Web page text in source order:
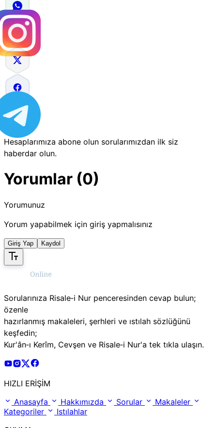
Hesaplarımıza abone olun sorularımızdan ilk siz
haberdar olun.
Yorumlar (0)
Yorumunuz
Yorum yapabilmek için giriş yapmalısınız
Giriş Yap Kaydol
Sorularınıza Risale‑i Nur penceresinden cevap bulun;
özenle
hazırlanmış makaleleri, şerhleri ve ıstılah sözlüğünü
keşfedin;
Kur'ân‑ı Kerîm, Cevşen ve Risale‑i Nur'a tek tıkla ulaşın.
Risale Online Youtube Hesabı
Risale Online Instagram Hesabı
Risale Online X Hesabı
HIZLI ERİŞİM
Anasayfa
Hakkımızda Sorular
Makaleler
Kategoriler
Istılahlar